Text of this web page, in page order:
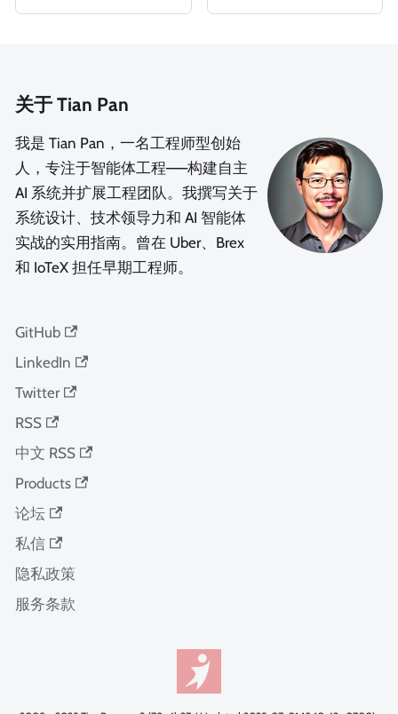
关于 Tian Pan
我是 Tian Pan，一名工程师型创始
人，专注于智能体工程——构建自主
AI 系统并扩展工程团队。我撰写关于
系统设计、技术领导力和 AI 智能体
实战的实用指南。曾在 Uber、Brex
和 IoTeX 担任早期工程师。
GitHub
LinkedIn
Twitter
RSS
中文 RSS
Products
论坛
私信
隐私政策
服务条款